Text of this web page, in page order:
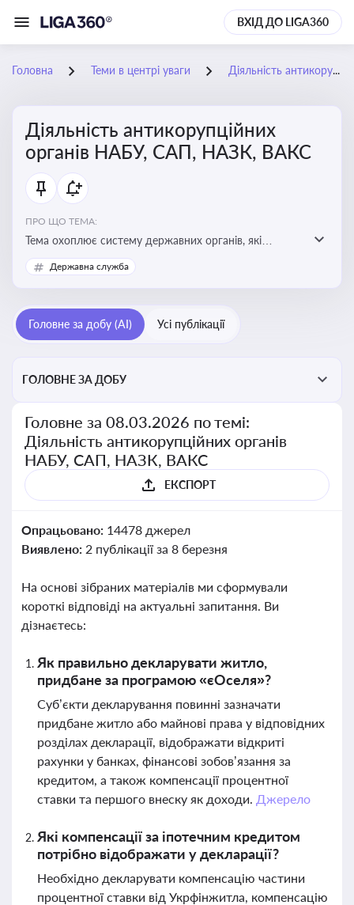
ВХІД ДО LIGA360
Головна Теми в центрі уваги Діяльність антикорупційних органів НАБУ, САП, НАЗК, ВАКС
Діяльність антикорупційних
органів НАБУ, САП, НАЗК, ВАКС
ПРО ЩО ТЕМА:
Тема охоплює систему державних органів, які
здійснюють запобігання, виявлення та розслідування
корупційних правопорушень, що є ключовим
у державному управлінні та бізнесі
Державна служба
Головне за добу (AI) Усі публікації
ГОЛОВНЕ ЗА ДОБУ
Головне за 08.03.2026 по темі:
Діяльність антикорупційних органів
НАБУ, САП, НАЗК, ВАКС
ЕКСПОРТ
Опрацьовано: 14478 джерел
Виявлено: 2 публікації за 8 березня
На основі зібраних матеріалів ми сформували
короткі відповіді на актуальні запитання. Ви
дізнаєтесь:
Як правильно декларувати житло,
придбане за програмою «єОселя»?
Суб’єкти декларування повинні зазначати
придбане житло або майнові права у відповідних
розділах декларації, відображати відкриті
рахунки у банках, фінансові зобов’язання за
кредитом, а також компенсації процентної
ставки та першого внеску як доходи. Джерело
Які компенсації за іпотечним кредитом
потрібно відображати у декларації?
Необхідно декларувати компенсацію частини
процентної ставки від Укрфінжитла, компенсацію